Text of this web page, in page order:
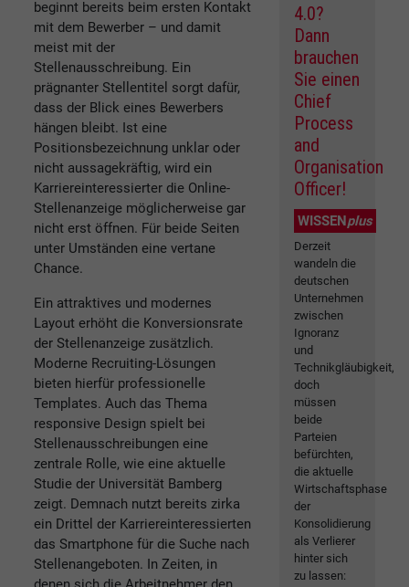
beginnt bereits beim ersten Kontakt
mit dem Bewerber – und damit
meist mit der
Stellenausschreibung. Ein
prägnanter Stellentitel sorgt dafür,
dass der Blick eines Bewerbers
hängen bleibt. Ist eine
Positionsbezeichnung unklar oder
nicht aussagekräftig, wird ein
Karriereinteressierter die Online-
Stellenanzeige möglicherweise gar
nicht erst öffnen. Für beide Seiten
unter Umständen eine vertane
Chance.
Ein attraktives und modernes
Layout erhöht die Konversionsrate
der Stellenanzeige zusätzlich.
Moderne Recruiting-Lösungen
bieten hierfür professionelle
Templates. Auch das Thema
responsive Design spielt bei
Stellenausschreibungen eine
zentrale Rolle, wie eine aktuelle
Studie der Universität Bamberg
zeigt. Demnach nutzt bereits zirka
ein Drittel der Karriereinteressierten
das Smartphone für die Suche nach
Stellenangeboten. In Zeiten, in
4.0?
Dann
brauchen
Sie einen
Chief
Process
and
Organisation
Officer!
WISSENplus
Derzeit
wandeln die
deutschen
Unternehmen
zwischen
Ignoranz
und
Technikgläubigkeit,
doch
müssen
beide
Parteien
befürchten,
die aktuelle
Wirtschaftsphase
der
Konsolidierung
als Verlierer
hinter sich
zu lassen: